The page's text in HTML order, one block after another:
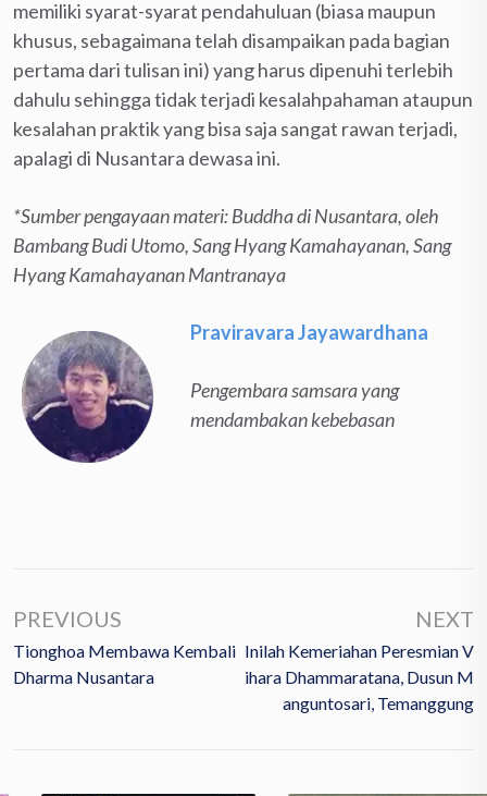
memiliki syarat-syarat pendahuluan (biasa maupun
khusus, sebagaimana telah disampaikan pada bagian
pertama dari tulisan ini) yang harus dipenuhi terlebih
dahulu sehingga tidak terjadi kesalahpahaman ataupun
kesalahan praktik yang bisa saja sangat rawan terjadi,
apalagi di Nusantara dewasa ini.
*Sumber pengayaan materi:Buddha di Nusantara, oleh
Bambang Budi Utomo,Sang Hyang Kamahayanan,Sang
Hyang Kamahayanan Mantranaya
Praviravara Jayawardhana
Pengembara samsara yang
mendambakan kebebasan
PREVIOUS
Tionghoa Membawa Kembali
Dharma Nusantara
NEXT
Inilah Kemeriahan Peresmian V
Ihara Dhammaratana, Dusun M
Anguntosari, Temanggung